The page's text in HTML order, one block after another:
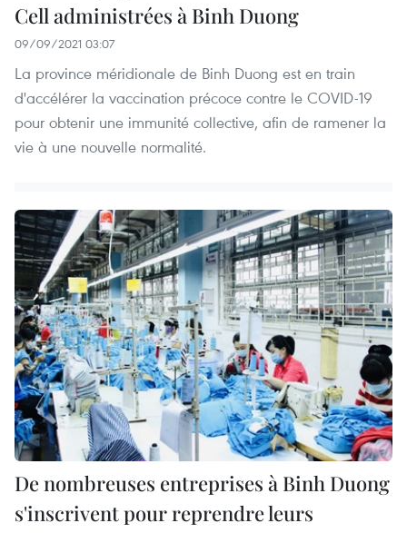
Cell administrées à Binh Duong
09/09/2021 03:07
La province méridionale de Binh Duong est en train
d'accélérer la vaccination précoce contre le COVID-19
pour obtenir une immunité collective, afin de ramener la
vie à une nouvelle normalité.
De nombreuses entreprises à Binh Duong
s'inscrivent pour reprendre leurs